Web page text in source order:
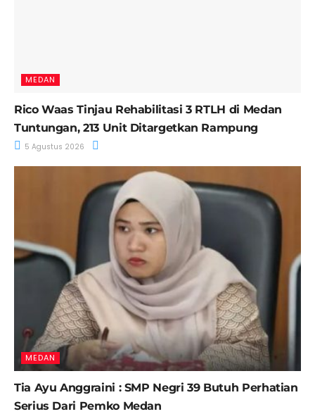
MEDAN
Rico Waas Tinjau Rehabilitasi 3 RTLH di Medan
Tuntungan, 213 Unit Ditargetkan Rampung
5 Agustus 2026
MEDAN
Tia Ayu Anggraini : SMP Negri 39 Butuh Perhatian
Serius Dari Pemko Medan